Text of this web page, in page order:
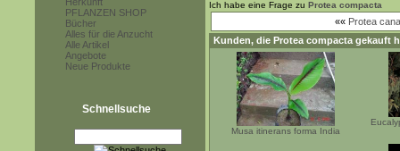
PFLANZEN SHOP
Bücher
Alles für die Anzucht
Alle Artikel
Angebote
Neue Produkte
Schnellsuche
Ich habe eine Frage zu Protea compacta
«« Protea
Kunden, die Protea compacta gekauft
Musa itinerans forma India